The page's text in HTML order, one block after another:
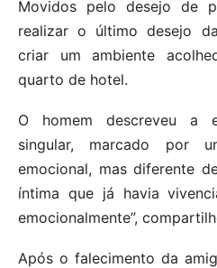
Movidos pelo desejo de
realizar o último desejo
criar um ambiente
quarto de hotel.
O homem descreveu a
singular, marcado por
emocional, mas diferente
íntima que já havia
emocionalmente”,
Após o falecimento da